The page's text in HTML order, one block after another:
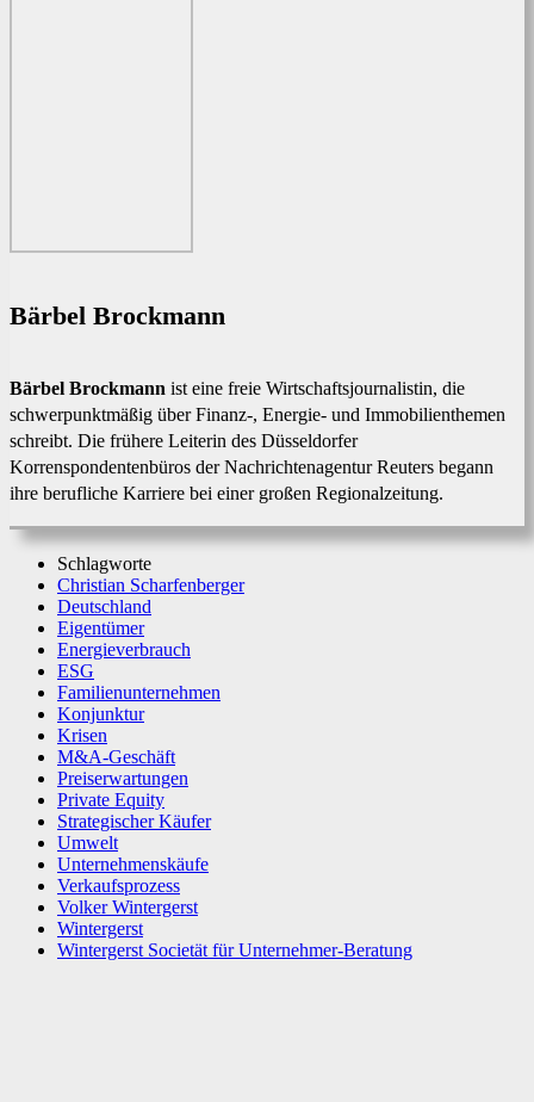
Bärbel Brockmann
Bärbel Brockmann ist eine freie Wirtschaftsjournalistin, die
schwerpunktmäßig über Finanz-, Energie- und Immobilienthemen
schreibt. Die frühere Leiterin des Düsseldorfer
Korrenspondentenbüros der Nachrichtenagentur Reuters begann
ihre berufliche Karriere bei einer großen Regionalzeitung.
Schlagworte
Christian Scharfenberger
Deutschland
Eigentümer
Energieverbrauch
ESG
Familienunternehmen
Konjunktur
Krisen
M&A-Geschäft
Preiserwartungen
Private Equity
Strategischer Käufer
Umwelt
Unternehmenskäufe
Verkaufsprozess
Volker Wintergerst
Wintergerst
Wintergerst Societät für Unternehmer-Beratung